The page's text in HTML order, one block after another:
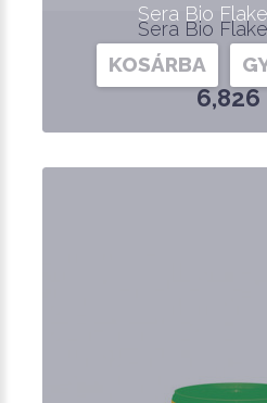
Sera Bio
6,826
Sera Bio
KOSÁRBA